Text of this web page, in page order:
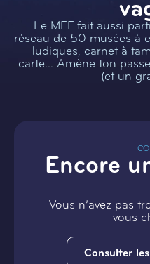
Le MEF fait aussi
réseau de 50 musées à
ludiques, carnet à
carte… Amène ton
(et un
Encore
Vous n’avez pas
vous
Consulter